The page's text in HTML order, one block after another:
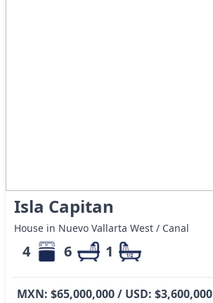
Isla Capitan
House in Nuevo Vallarta West / Canal
4 6 1
MXN: $65,000,000 / USD: $3,600,000